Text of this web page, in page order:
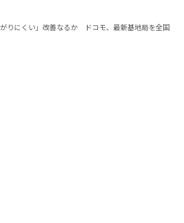
がりにくい」改善なるか ドコモ、最新基地局を全国